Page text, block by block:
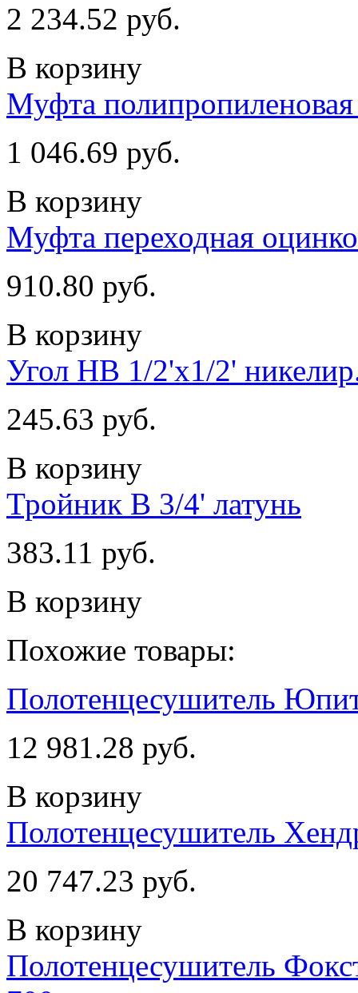
2 234.52 руб.
В корзину
Муфта
1 046.69 руб.
В корзину
Муфта переходная
910.80 руб.
В корзину
Угол НВ 1/2'x1/2'
245.63 руб.
В корзину
Тройник В 3/4' латунь
383.11 руб.
В корзину
Похожие товары:
Полотенцесушитель
12 981.28 руб.
В корзину
Полотенцесушитель
20 747.23 руб.
В корзину
Полотенцесушитель